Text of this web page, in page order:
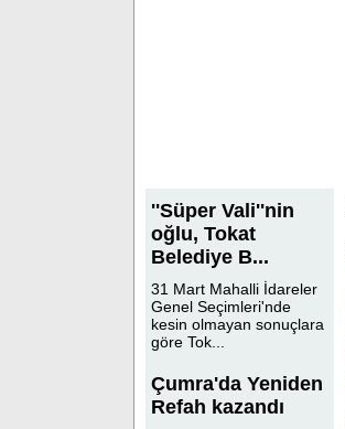
''Süper Vali''nin
oğlu, Tokat
Belediye B...
31 Mart Mahalli İdareler
Genel Seçimleri'nde
kesin olmayan sonuçlara
göre Tok...
Çumra'da Yeniden
Refah kazandı